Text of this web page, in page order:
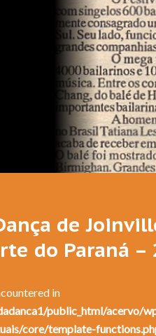
de
do Paraná
in
public_html/acervo/
core/template-